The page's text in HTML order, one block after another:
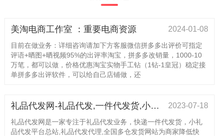
美淘电商工作室 ：重要电商资源 2024-01-08
目前在做业务：详细咨询请加下方客服微信拼多多出评价可指定
评语+晒图+晒视频95%的出评率淘宝，拼多多改销量，1000-10
万笔，都可以做，价格优惠淘宝实物手工钻（1钻-1皇冠）稳定接
单拼多多出评软件，可以给自己店铺做，还
礼品代发网-礼品代发,一件代发货,小礼品代发平台 2023-07-18
礼品代发网是一家专注于礼品代发业务，快递一件代发货，小礼
品代发平台总站,礼品代发代理,全国多仓发货网站为商家降低快